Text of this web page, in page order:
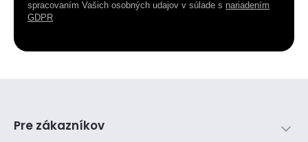
spracovaním Vašich osobných udajov v súlade s nariadením
GDPR
Pre zákazníkov